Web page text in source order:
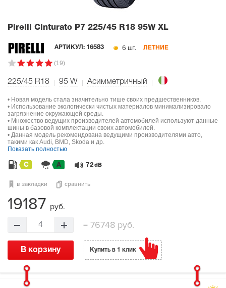
Pirelli Cinturato P7 225/45 R18 95W XL
АРТИКУЛ: 16583 6 шт. ЛЕТНИЕ
(19)
225/45 R18 95 W Асимметричный
• Новая модель стала значительно тише своих предшественников.
• Использование экологически чистых материалов минимализировало
загрязнение окружающей среды.
• Множество ведущих производителей автомобилей используют данные
шины в базовой комплектации своих автомобилей.
• Данная модель рекомендована ведущими производителями авто,
такими как Audi, BMD, Skoda и др.
Показать полностью
C A 72 dB
в закладки сравнить
19187 руб.
4 = 76748 руб.
В корзину Купить в 1 клик